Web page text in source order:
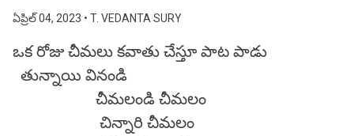
ఏప్రిల్ 04, 2023 • T. VEDANTA SURY
ఒక రోజు చీమలు కవాతు చేస్తూ పాట పాడు
తున్నాయి వినండి
చీమలండి చీమలం
చిన్నారి చీమలం